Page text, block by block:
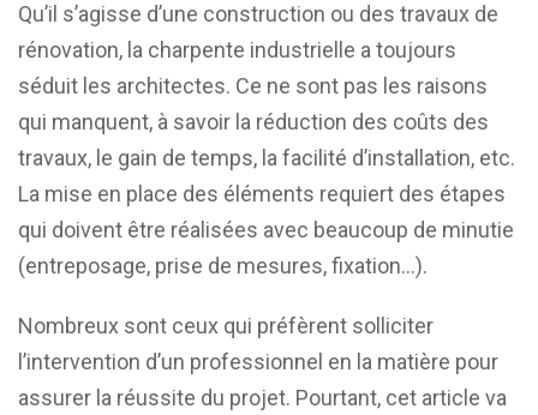
Qu’il s’agisse d’une construction ou des travaux de
rénovation, la charpente industrielle a toujours
séduit les architectes. Ce ne sont pas les raisons
qui manquent, à savoir la réduction des coûts des
travaux, le gain de temps, la facilité d’installation, etc.
La mise en place des éléments requiert des étapes
qui doivent être réalisées avec beaucoup de minutie
(entreposage, prise de mesures, fixation…).
Nombreux sont ceux qui préfèrent solliciter
l’intervention d’un professionnel en la matière pour
assurer la réussite du projet. Pourtant, cet article va